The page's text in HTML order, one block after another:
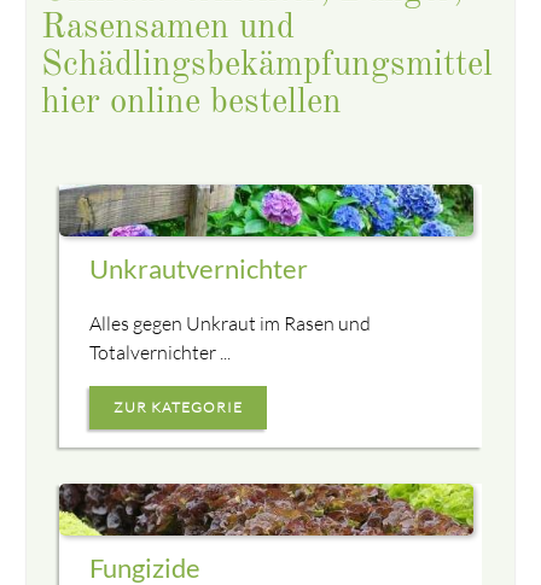
Rasensamen und
Schädlingsbekämpfungsmittel
hier online bestellen
Unkrautvernichter
Alles gegen Unkraut im Rasen und
Totalvernichter ...
ZUR KATEGORIE
Fungizide